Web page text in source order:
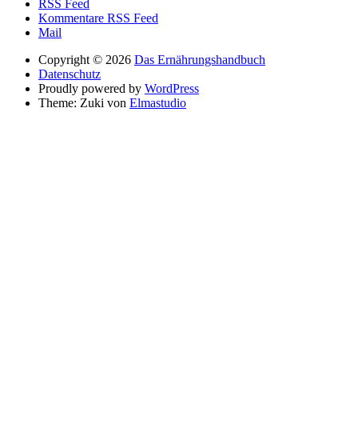
RSS Feed
Kommentare RSS Feed
Mail
Copyright © 2026 Das Ernährungshandbuch
Datenschutz
Proudly powered by WordPress
Theme: Zuki von Elmastudio